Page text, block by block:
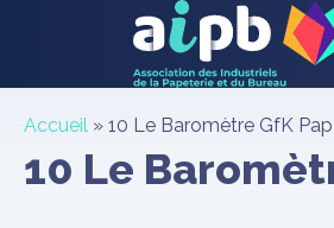
Accueil » 10 Le Baromètre GfK
10 Le